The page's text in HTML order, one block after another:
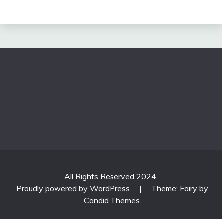
All Rights Reserved 2024.
Proudly powered by WordPress
|
Theme: Fairy by
Candid Themes.